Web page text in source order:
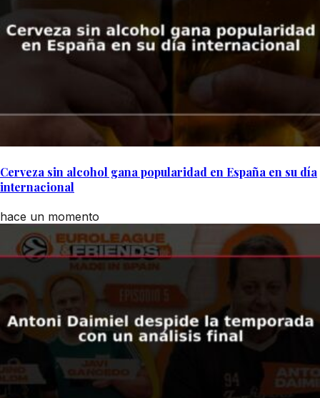
Cerveza sin alcohol gana popularidad en España en su día
internacional
hace un momento